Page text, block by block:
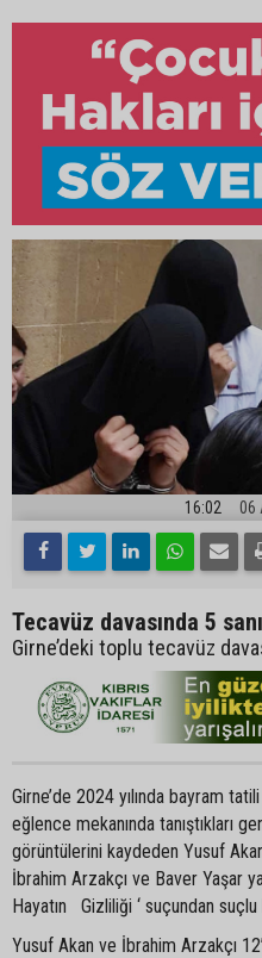
16:02 06
Tecavüz davasında 5
Girne’deki toplu tecavüz
Girne’de 2024 yılında bayram
eğlence mekanında tanıştıkları
görüntülerini kaydeden Yusuf
İbrahim Arzakçı ve Baver Yaşar
Hayatın Gizliliği ‘ suçundan suçlu
Yusuf Akan ve İbrahim Arzakçı